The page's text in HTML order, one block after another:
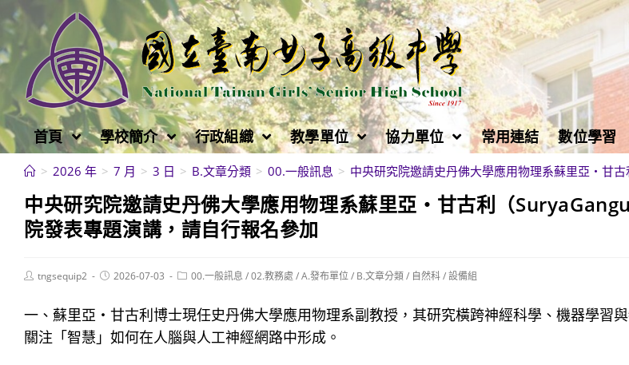
跳
轉
至
主
要
內
容
首頁 學校簡介 行政組織 教學單位 協力單位 常用連結 數位學習
> 2026 年 > 7 月 > 3 日 > B.文章分類 > 00.一般訊息 > 中央研究院邀請史丹佛大學應用物理系蘇里亞・甘
中央研究院邀請史丹佛大學應用物理系蘇里亞・甘古利（
院發表專題演講，請自行報名參加
Posttngsequip2
Post2026-07-03
Post00.一般訊息 /02.教務處 /A.發布單位/ B.文章分類/ 自然科/設備組
一、蘇里亞・甘古利博士現任史丹佛大學應用物理系副教授，其研究橫跨神經科學、機器學習
關注「智慧」如何在人腦與人工神經網路中形成。